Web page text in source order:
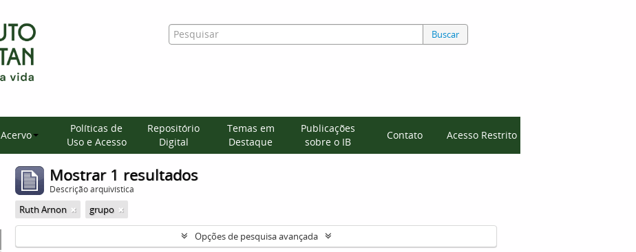
Buscar
Acervo
Políticas de
Uso e Acesso
Repositório
Digital
Temas em
Destaque
Publicações
sobre o IB
Contato Acesso Restrito
Mostrar 1 resultados
Descrição arquivística
Ruth Arnon grupo
Opções de pesquisa avançada